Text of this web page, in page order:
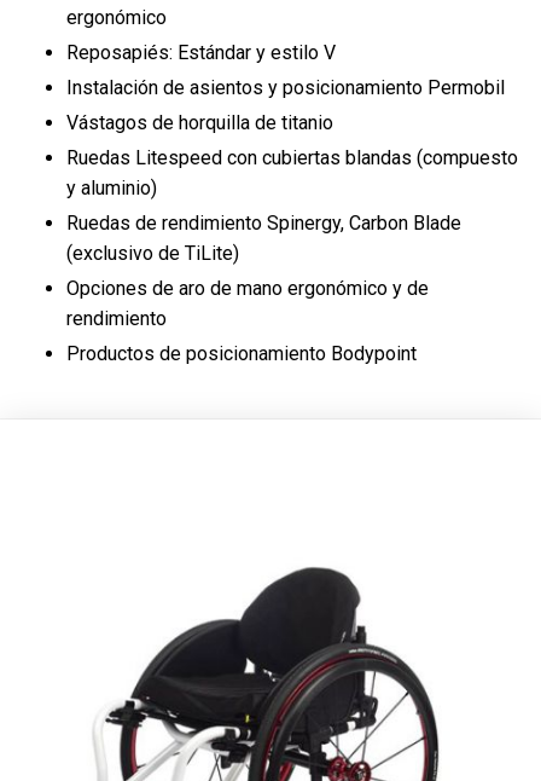
ergonómico
Reposapiés: Estándar y estilo V
Instalación de asientos y posicionamiento Permobil
Vástagos de horquilla de titanio
Ruedas Litespeed con cubiertas blandas (compuesto
y aluminio)
Ruedas de rendimiento Spinergy, Carbon Blade
(exclusivo de TiLite)
Opciones de aro de mano ergonómico y de
rendimiento
Productos de posicionamiento Bodypoint